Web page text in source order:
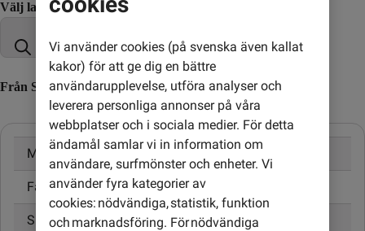
Välj land
Från Sverige till Sydsudan (till utländskt nummer)
Mobil 9,00 kr/min
Fast telefon
Skicka SMS 3,00 kr
Vi använder cookies (på svenska även kallat
kakor) för att ge dig en bättre
användarupplevelse, utföra analyser och
leverera personliga annonser på våra
webbplatser och i sociala medier. För detta
ändamål samlar vi in information om
användare, surfmönster och enheter. Vi
använder fyra kategorier av
cookies: nödvändiga, statistik, funktion
och marknadsföring. För nödvändiga